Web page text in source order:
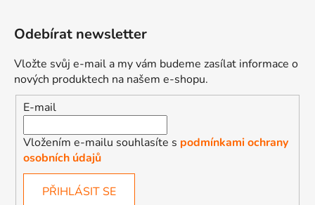
Odebírat newsletter
Vložte svůj e-mail a my vám budeme zasílat informace o
nových produktech na našem e-shopu.
E-mail
Vložením e-mailu souhlasíte s podmínkami ochrany
osobních údajů
PŘIHLÁSIT SE